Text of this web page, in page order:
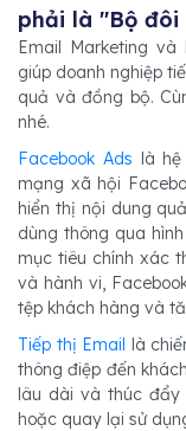
phải là "Bộ đôi
Email Marketing
giúp doanh nghiệp
quả và đồng bộ.
nhé.
Facebook Ads là
mạng xã hội
hiển thị nội dung
dùng thông qua
mục tiêu chính xác
và hành vi,
tệp khách hàng và
Tiếp thị Email là
thông điệp đến
lâu dài và thúc đẩy
hoặc quay lại sử